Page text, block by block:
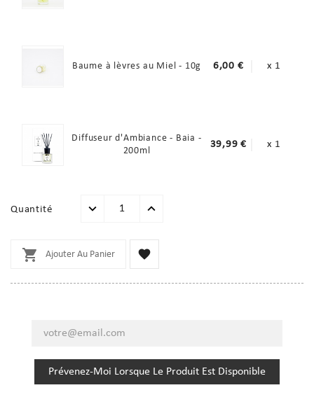
Baume à lèvres au Miel - 10g 6,00 € x 1
Diffuseur d'Ambiance - Baia -
200ml
39,99 € x 1
Quantité
 Ajouter Au Panier 
Prévenez-Moi Lorsque Le Produit Est Disponible